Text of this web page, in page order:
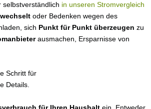
selbstverständlich in unseren Stromvergleich
oder Bedenken wegen des
sich Punkt für Punkt überzeugen zu
ausmachen, Ersparnisse von
Schritt für
Details.